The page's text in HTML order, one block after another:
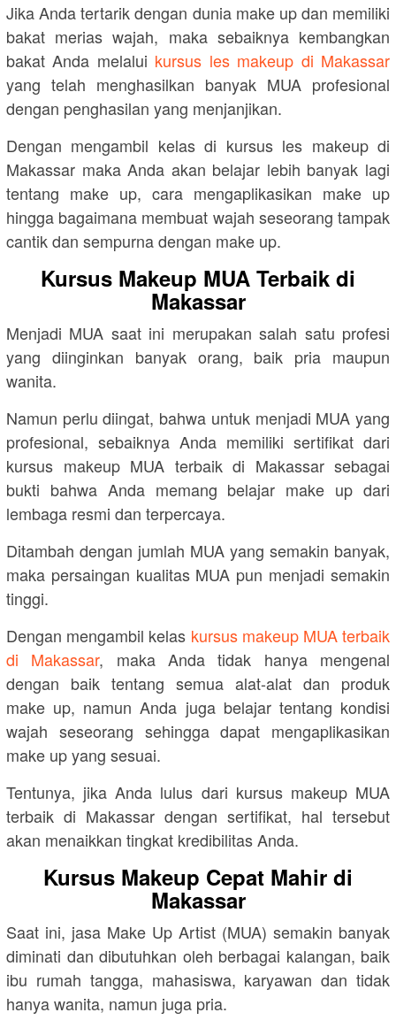
Jika Anda tertarik dengan dunia make up dan memiliki
bakat merias wajah, maka sebaiknya kembangkan
bakat Anda melalui kursus les makeup di Makassar
yang telah menghasilkan banyak MUA profesional
dengan penghasilan yang menjanjikan.
Dengan mengambil kelas di kursus les makeup di
Makassar maka Anda akan belajar lebih banyak lagi
tentang make up, cara mengaplikasikan make up
hingga bagaimana membuat wajah seseorang tampak
cantik dan sempurna dengan make up.
Kursus Makeup MUA Terbaik di
Makassar
Menjadi MUA saat ini merupakan salah satu profesi
yang diinginkan banyak orang, baik pria maupun
wanita.
Namun perlu diingat, bahwa untuk menjadi MUA yang
profesional, sebaiknya Anda memiliki sertifikat dari
kursus makeup MUA terbaik di Makassar sebagai
bukti bahwa Anda memang belajar make up dari
lembaga resmi dan terpercaya.
Ditambah dengan jumlah MUA yang semakin banyak,
maka persaingan kualitas MUA pun menjadi semakin
tinggi.
Dengan mengambil kelas kursus makeup MUA terbaik
di Makassar, maka Anda tidak hanya mengenal
dengan baik tentang semua alat-alat dan produk
make up, namun Anda juga belajar tentang kondisi
wajah seseorang sehingga dapat mengaplikasikan
make up yang sesuai.
Tentunya, jika Anda lulus dari kursus makeup MUA
terbaik di Makassar dengan sertifikat, hal tersebut
akan menaikkan tingkat kredibilitas Anda.
Kursus Makeup Cepat Mahir di
Makassar
Saat ini, jasa Make Up Artist (MUA) semakin banyak
diminati dan dibutuhkan oleh berbagai kalangan, baik
ibu rumah tangga, mahasiswa, karyawan dan tidak
hanya wanita, namun juga pria.